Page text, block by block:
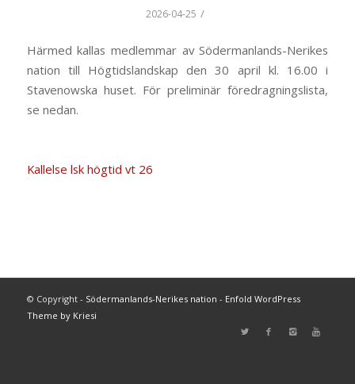
2026-04-25 /
Härmed kallas medlemmar av Södermanlands-Nerikes
nation till Högtidslandskap den 30 april kl. 16.00 i
Stavenowska huset. För preliminär föredragningslista,
se nedan.
Kallelse lsk högtid vt 26
© Copyright - Södermanlands-Nerikes nation - Enfold WordPress
Theme by Kriesi